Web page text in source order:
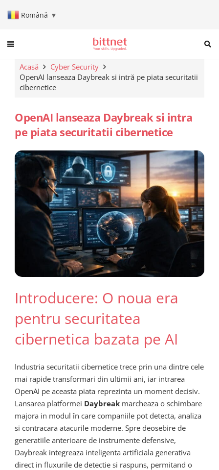
Română ▼
When autocomplete results
Acasă
Cyber Security
OpenAI lanseaza Daybreak si intră pe piata securitatii
cibernetice
OpenAI lanseaza Daybreak si intra
pe piata securitatii cibernetice
Introducere: O noua era
pentru securitatea
cibernetica bazata pe AI
Industria securitatii cibernetice trece prin una dintre cele
mai rapide transformari din ultimii ani, iar intrarea
OpenAI pe aceasta piata reprezinta un moment decisiv.
Lansarea platformei Daybreak marcheaza o schimbare
majora in modul în care companiile pot detecta, analiza
si contracara atacurile moderne. Spre deosebire de
generatiile anterioare de instrumente defensive,
Daybreak integreaza inteligenta artificiala generativa
direct in fluxurile de detectie si raspuns, permitand o